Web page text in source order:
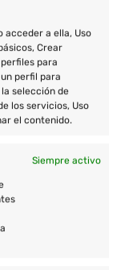
acceder a ella, Uso
Crear
para
perfil para
selección de
los servicios, Uso
el contenido.
Siempre activo
(Barcelona)